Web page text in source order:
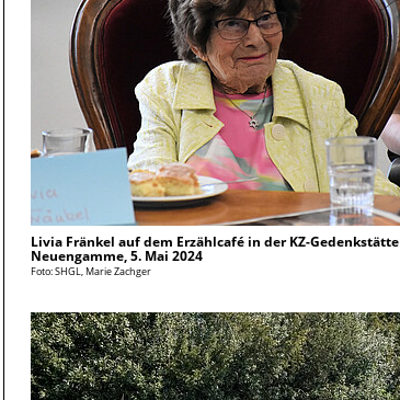
Livia Fränkel auf dem Erzählcafé in der KZ-Gedenkstätte
Neuengamme, 5. Mai 2024
Foto: SHGL, Marie Zachger